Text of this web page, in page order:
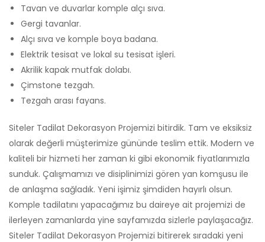
Tavan ve duvarlar komple alçı sıva.
Gergi tavanlar.
Alçı sıva ve komple boya badana.
Elektrik tesisat ve lokal su tesisat işleri.
Akrilik kapak mutfak dolabı.
Çimstone tezgah.
Tezgah arası fayans.
Siteler Tadilat Dekorasyon Projemizi bitirdik. Tam ve eksiksiz
olarak değerli müşterimize gününde teslim ettik. Modern ve
kaliteli bir hizmeti her zaman ki gibi ekonomik fiyatlarımızla
sunduk. Çalışmamızı ve disiplinimizi gören yan komşusu ile
de anlaşma sağladık. Yeni işimiz şimdiden hayırlı olsun.
Komple tadilatını yapacağımız bu daireye ait projemizi de
ilerleyen zamanlarda yine sayfamızda sizlerle paylaşacağız.
Siteler Tadilat Dekorasyon Projemizi bitirerek sıradaki yeni